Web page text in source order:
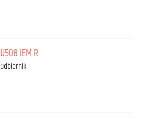
U508 IEM R
Odbiornik